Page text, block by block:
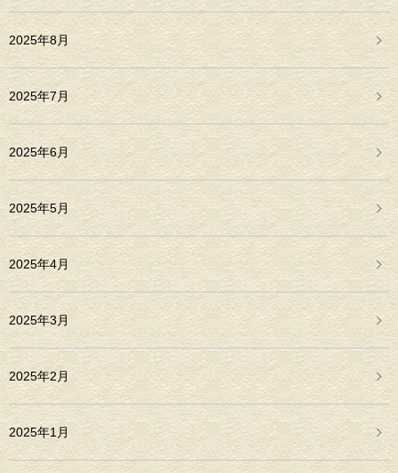
2025年8月
2025年7月
2025年6月
2025年5月
2025年4月
2025年3月
2025年2月
2025年1月